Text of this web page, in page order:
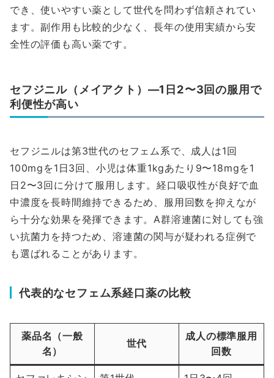
でき、使いやすい薬として世代を問わず信頼されてい
ます。副作用も比較的少なく、長年の使用実績から安
全性の評価も高い薬です。
セフジニル（メイアクト）—1日2〜3回の服用で
利便性が高い
セフジニルは第3世代のセフェム系で、成人は1回
100mgを1日3回、小児は体重1kgあたり9〜18mgを1
日2〜3回に分けて服用します。経口吸収性が良好で血
中濃度を長時間維持できるため、服用回数を抑えなが
ら十分な効果を発揮できます。A群溶連菌に対しても強
い抗菌力を持つため、溶連菌の関与が疑われる症例で
も選ばれることがあります。
代表的なセフェム系経口薬の比較
薬品名（一般
名）
世代
成人の標準服用
回数